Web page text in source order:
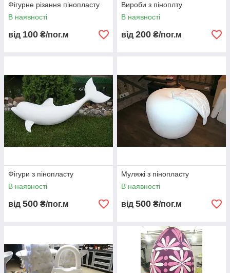
Фігурне різання пінопласту
В наявності
від 100 ₴/пог.м
Вироби з піноплту
В наявності
від 200 ₴/пог.м
Фігури з пінопласту
В наявності
від 500 ₴/пог.м
Муляжі з пінопласту
В наявності
від 500 ₴/пог.м